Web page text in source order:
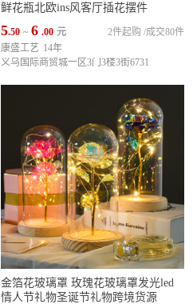
鲜花瓶北欧ins风客厅插花摆件
5.50 ~ 6 .00 元 成交80件
2件起购 /
康盛工艺 14年
义乌国际商贸城一区3门3楼3街6731
金箔花玻璃罩 玫瑰花玻璃罩发光led
情人节礼物圣诞节礼物跨境货源